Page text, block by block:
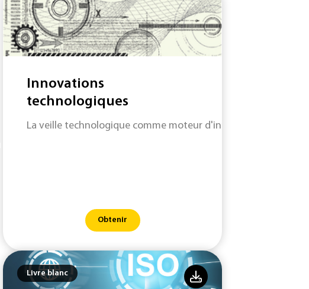
Innovations
technologiques
La veille technologique comme moteur d'innovation pour
Obtenir
Livre blanc